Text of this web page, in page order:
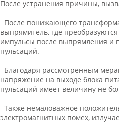
После устранения причины,
После понижающего
выпрямитель, где
импульсы после выпрямления и
пульсаций.
Благодаря рассмотренным
напряжение на выходе блока
пульсаций имеет величину не
Также немаловажное
электромагнитных помех,